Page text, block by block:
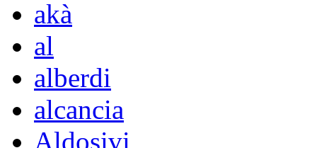
akà
al
alberdi
alcancia
Aldosivi